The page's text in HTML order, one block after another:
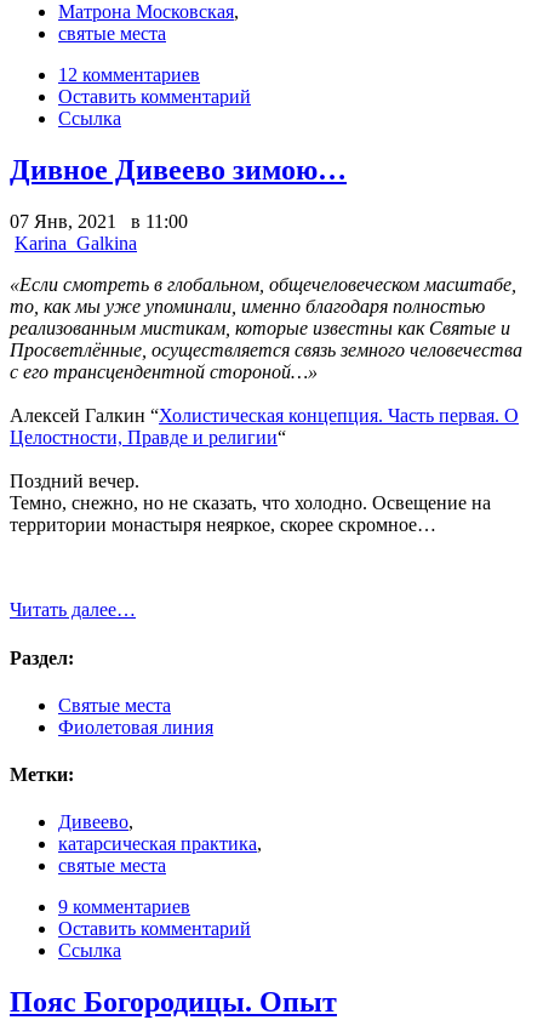
Матрона Московская,
святые места
12 комментариев
Оставить комментарий
Ссылка
Дивное Дивеево зимою…
07 Янв, 2021 в 11:00
Karina_Galkina
«Если смотреть в глобальном, общечеловеческом масштабе,
то, как мы уже упоминали, именно благодаря полностью
реализованным мистикам, которые известны как Святые и
Просветлённые, осуществляется связь земного человечества
с его трансцендентной стороной…»
Алексей Галкин “Холистическая концепция. Часть первая. О
Целостности, Правде и религии“
Поздний вечер.
Темно, снежно, но не сказать, что холодно. Освещение на
территории монастыря неяркое, скорее скромное…
Читать далее…
Раздел:
Святые места
Фиолетовая линия
Метки:
Дивеево,
катарсическая практика,
святые места
9 комментариев
Оставить комментарий
Ссылка
Пояс Богородицы. Опыт